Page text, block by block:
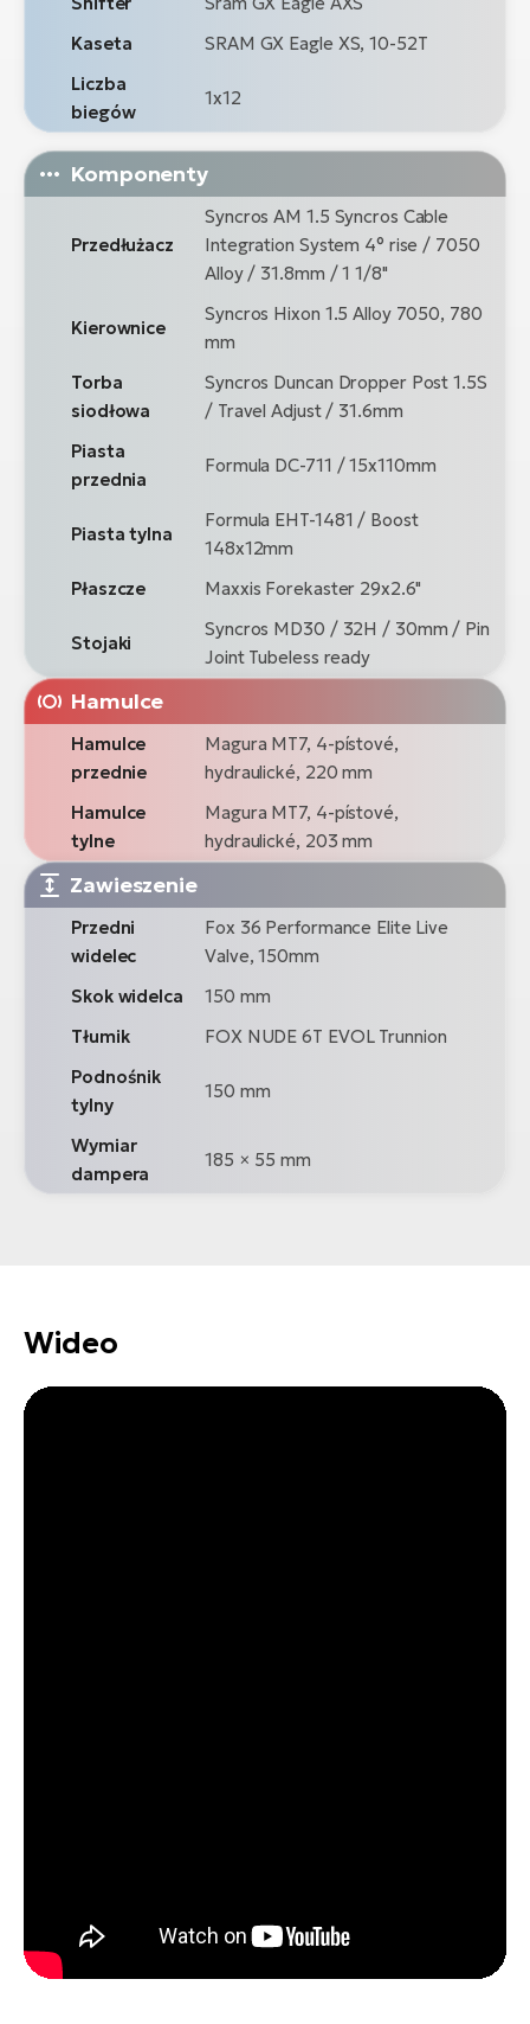
Kaseta
SRAM GX Eagle XS, 10-52T
Liczba
biegów
1x12
Komponenty
Przedłużacz
Syncros AM 1.5 Syncros Cable
Integration System 4° rise / 7050
Alloy / 31.8mm / 1 1/8"
Kierownice
Syncros Hixon 1.5 Alloy 7050, 780
mm
Torba
siodłowa
Syncros Duncan Dropper Post 1.5S
/ Travel Adjust / 31.6mm
Piasta
przednia
Formula DC-711 / 15x110mm
Piasta tylna
Formula EHT-1481 / Boost
148x12mm
Płaszcze
Maxxis Forekaster 29x2.6"
Stojaki
Syncros MD30 / 32H / 30mm / Pin
Joint Tubeless ready
Hamulce
Hamulce
przednie
Magura MT7, 4-pístové,
hydraulické, 220 mm
Hamulce
tylne
Magura MT7, 4-pístové,
hydraulické, 203 mm
Zawieszenie
Przedni
widelec
Fox 36 Performance Elite Live
Valve, 150mm
Skok widelca
150 mm
Tłumik
FOX NUDE 6T EVOL Trunnion
Podnośnik
tylny
150 mm
Wymiar
dampera
185 × 55 mm
Wideo